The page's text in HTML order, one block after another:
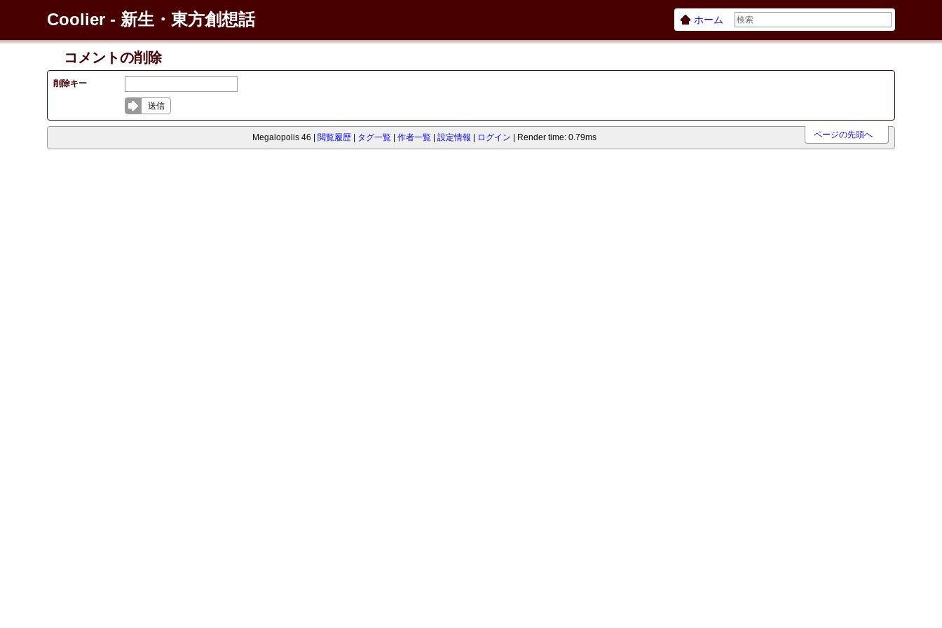
Coolier - 新生・東方創想話 ホーム
コメントの削除
削除キー
送信
Megalopolis 46 閲覧履歴 タグ一覧 作者一覧 設定情報 ログイン Render time: 0.79ms ページの先頭へ